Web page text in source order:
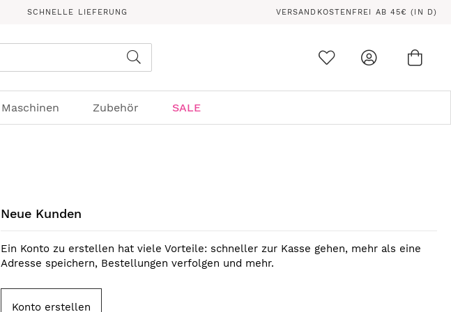
SCHNELLE LIEFERUNG VERSANDKOSTENFREI AB 45€ (IN D)
Maschinen Zubehör SALE
Neue Kunden
Ein Konto zu erstellen hat viele Vorteile: schneller zur Kasse gehen, mehr als eine
Adresse speichern, Bestellungen verfolgen und mehr.
Konto erstellen